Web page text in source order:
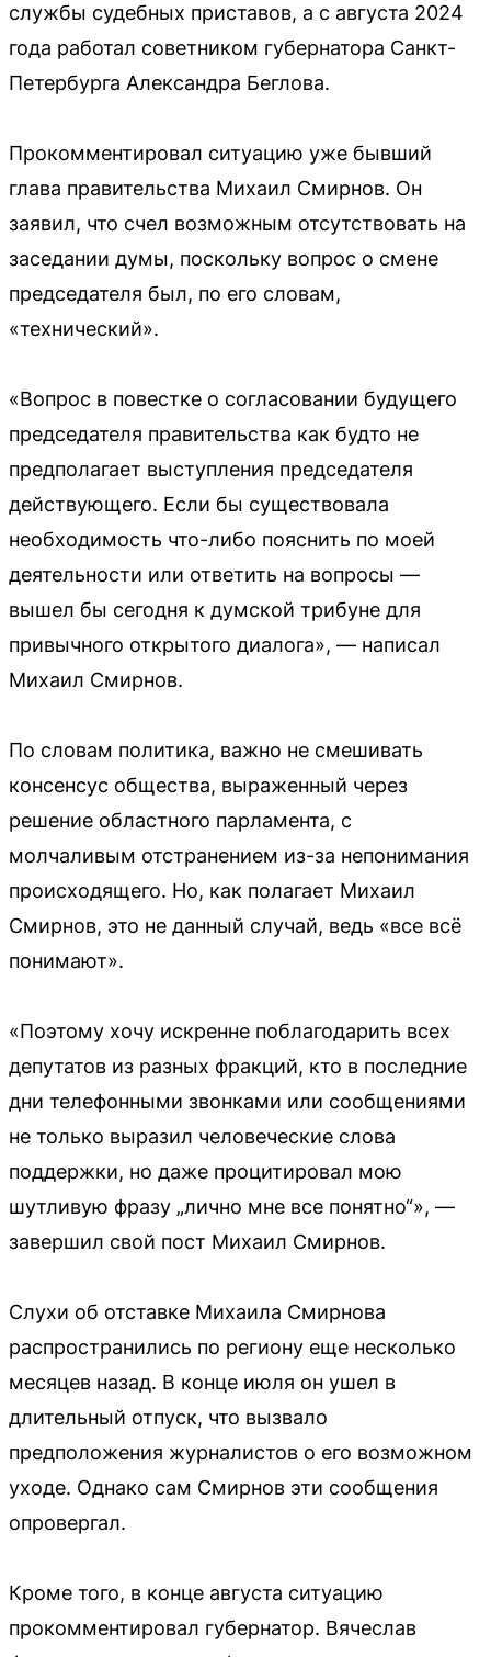
службы судебных приставов, а с августа 2024
года работал советником губернатора Санкт-
Петербурга Александра Беглова.
Прокомментировал ситуацию уже бывший
глава правительства Михаил Смирнов. Он
заявил, что счел возможным отсутствовать на
заседании думы, поскольку вопрос о смене
председателя был, по его словам,
«технический».
«Вопрос в повестке о согласовании будущего
председателя правительства как будто не
предполагает выступления председателя
действующего. Если бы существовала
необходимость что-либо пояснить по моей
деятельности или ответить на вопросы —
вышел бы сегодня к думской трибуне для
привычного открытого диалога», — написал
Михаил Смирнов.
По словам политика, важно не смешивать
консенсус общества, выраженный через
решение областного парламента, с
молчаливым отстранением из-за непонимания
происходящего. Но, как полагает Михаил
Смирнов, это не данный случай, ведь «все всё
понимают».
«Поэтому хочу искренне поблагодарить всех
депутатов из разных фракций, кто в последние
дни телефонными звонками или сообщениями
не только выразил человеческие слова
поддержки, но даже процитировал мою
шутливую фразу „лично мне все понятно“», —
завершил свой пост Михаил Смирнов.
Слухи об отставке Михаила Смирнова
распространились по региону еще несколько
месяцев назад. В конце июля он ушел в
длительный отпуск, что вызвало
предположения журналистов о его возможном
уходе. Однако сам Смирнов эти сообщения
опровергал.
Кроме того, в конце августа ситуацию
прокомментировал губернатор. Вячеслав